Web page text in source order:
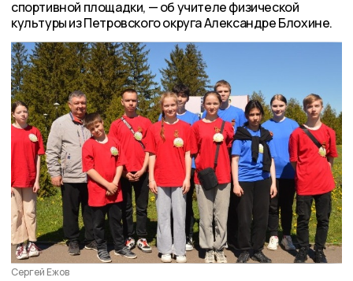
спортивной площадки, — об учителе физической
культуры из Петровского округа Александре Блохине.
Сергей Ежов